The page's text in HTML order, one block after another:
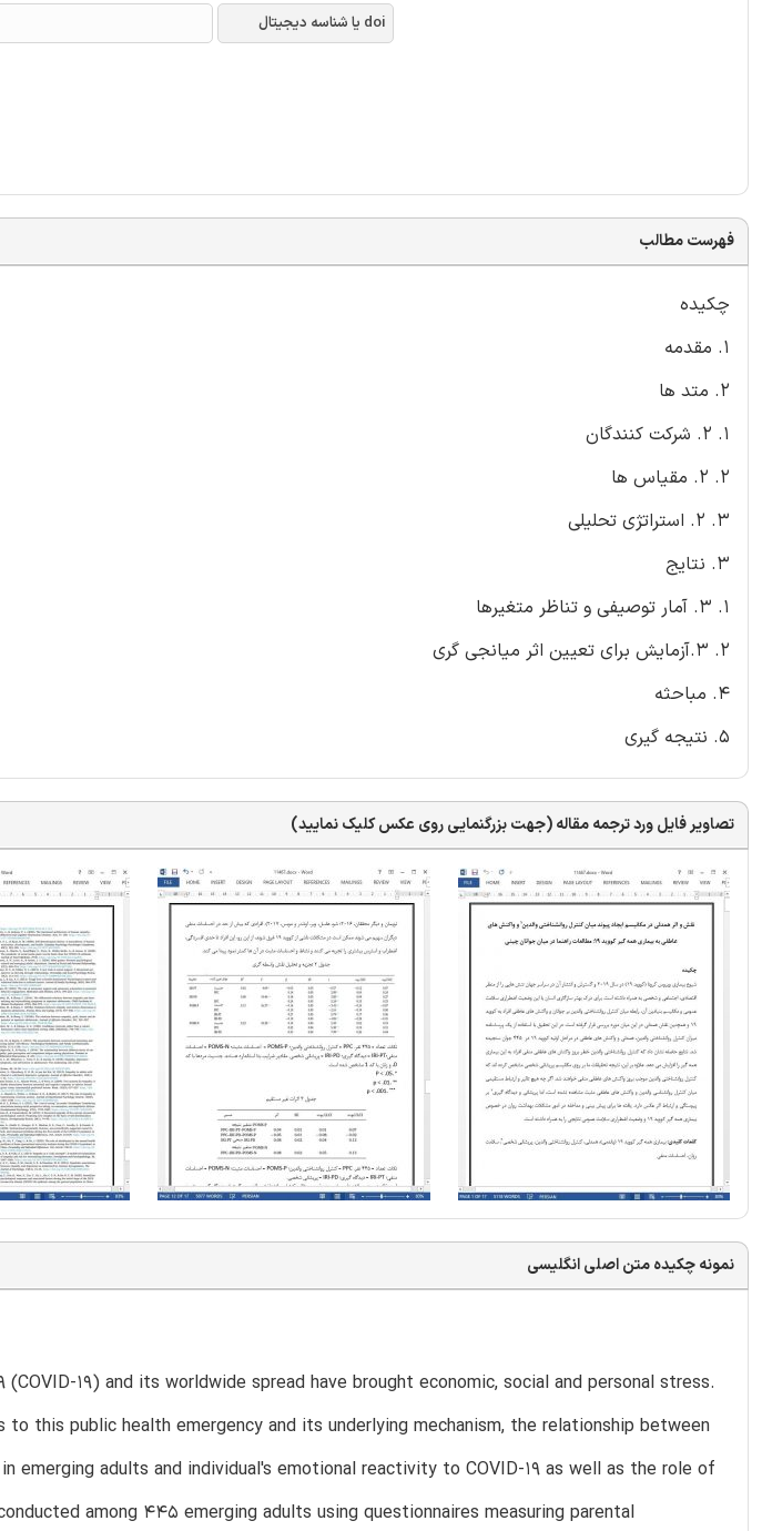
doi یا شناسه دیجیتال
فهرست مطالب
چکیده
1. مقدمه
2. متد ها
1. 2. شرکت کنندگان
2. 2. مقیاس ها
3. 2. استراتژی تحلیلی
3. نتایج
1. 3. آمار توصیفی و تناظر متغیرها
2. 3.آزمایش برای تعیین اثر میانجی گری
4. مباحثه
5. نتیجه گیری
تصاویر فایل ورد ترجمه مقاله (جهت بزرگنمایی روی عکس کلیک نمایید)
نمونه چکیده متن اصلی انگلیسی
19) and its worldwide spread have brought economic, social and personal stress.
this public health emergency and its underlying mechanism, the relationship between
emerging adults and individual's emotional reactivity to COVID-19 as well as the role of
among 445 emerging adults using questionnaires measuring parental